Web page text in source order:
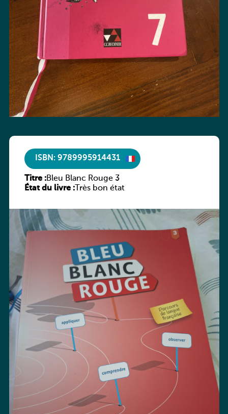
ISBN: 9789995914431
Titre :Bleu Blanc Rouge 3
État du livre :Très bon état